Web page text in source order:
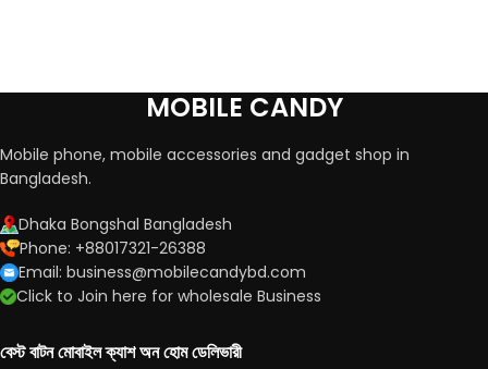
MOBILE CANDY
Mobile phone, mobile accessories and gadget shop in
Bangladesh.
Dhaka Bongshal Bangladesh
Phone: +88017321-26388
Email: business@mobilecandybd.com
Click to Join here for wholesale Business
বেস্ট বাটন মোবাইল ক্যাশ অন হোম ডেলিভারী